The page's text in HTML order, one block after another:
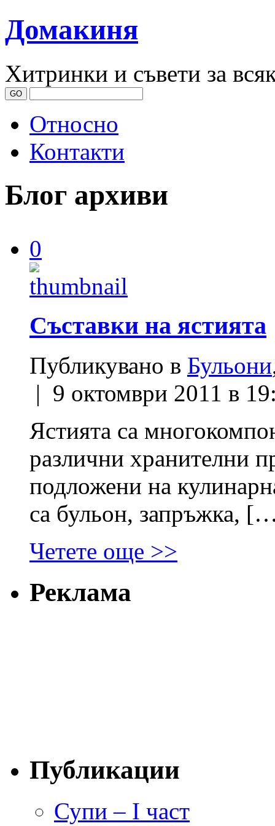
Домакиня
Хитринки и съвети за
Относно
Контакти
Блог архиви
0
Съставки на ястията
Публикувано в Бульони
| 9 октомври 2011 в
Ястията са
различни хранителни
подложени на
са бульон, запръжка,
Четете още >>
Реклама
Публикации
Супи – I част